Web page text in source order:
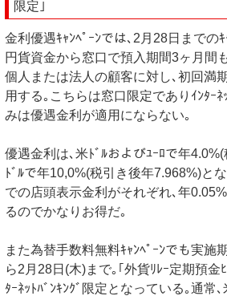
限定｣
金利優遇ｷｬﾝﾍﾟｰﾝでは､2月28日までの
円貨資金から窓口で預入期間3ヶ月間
個人または法人の顧客に対し､初回満
用する｡こちらは窓口限定でありｲﾝﾀｰﾈ
みは優遇金利が適用にならない｡
優遇金利は､米ﾄﾞﾙおよびﾕｰﾛで年
ﾄﾞﾙで年10,0%(税引き後年7.968%)と
での店頭表示金利がそれぞれ､年
るのでかなりお得だ｡
また為替手数料無料ｷｬﾝﾍﾟｰﾝでも実施
ら2月28日(木)まで｡｢外貨ﾘﾚｰ定期預金
ﾀｰﾈｯﾄﾊﾞﾝｷﾝｸﾞ限定となっている｡通常